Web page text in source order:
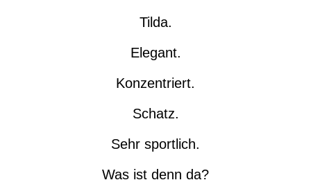
Tilda.
Elegant.
Konzentriert.
Schatz.
Sehr sportlich.
Was ist denn da?